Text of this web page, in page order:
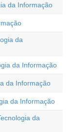
da Informação
da
da Informação
da Informação
da Informação
da